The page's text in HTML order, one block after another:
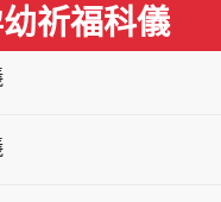
祈福科儀